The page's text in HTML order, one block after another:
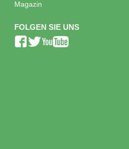
Magazin
FOLGEN SIE UNS